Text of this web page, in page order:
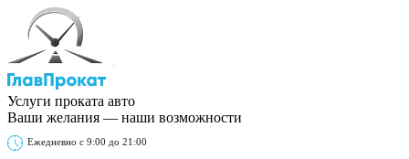
Услуги проката авто
Ваши желания — наши возможности
Ежедневно с 9:00 до 21:00